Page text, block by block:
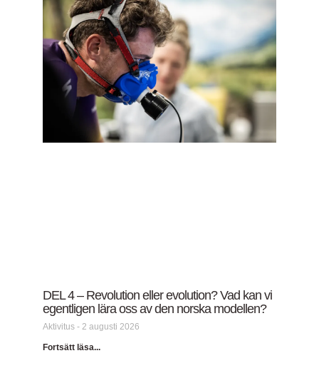
DEL 4 – Revolution eller evolution? Vad kan vi
egentligen lära oss av den norska modellen?
Aktivitus 2 augusti 2026
Fortsätt läsa...